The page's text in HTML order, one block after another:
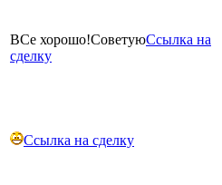
ВСе хорошо!СоветуюСсылка на
сделку
Ссылка на сделку